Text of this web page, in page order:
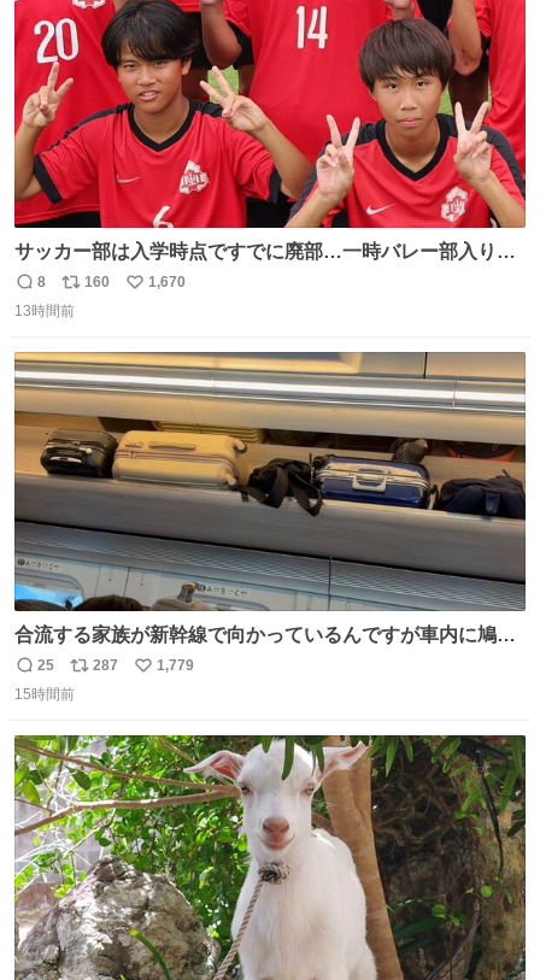
茨城県か福島県に上陸すれば初のケースとなる。
数
サッカー部は入学時点ですでに廃部…一時バレー部入りも
2人で復活させた伊勢原市立中沢中の柳川&宮口、合同チー
ムで歩んだ3年間の集大成で全国へ
学校サッカー大会 #全中 #ゲキサカ
返
信
8
リ
ポ
ト
数
160
い
数
1,670
13時間前
合流する家族が新幹線で向かっているんですが車内に鳩が
乗車してしまったようで 捕獲の為那須塩原で10分停止した
ようで🤣無事降車👏しかし乗り継ぎが間に合わなくなって
返
信
25
リ
ポ
ト
数
287
い
数
1,779
15時間前